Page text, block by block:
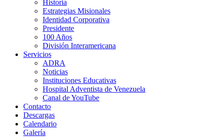
Historia
Estrategias Misionales
Identidad Corporativa
Presidente
100 Años
División Interamericana
Servicios
ADRA
Noticias
Instituciones Educativas
Hospital Adventista de Venezuela
Canal de YouTube
Contacto
Descargas
Calendario
Galería